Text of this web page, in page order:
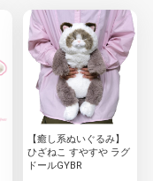
【癒し系ぬいぐるみ】
ひざねこ すやすや ラグ
ドールGYBR